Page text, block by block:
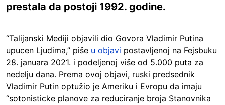
prestala da postoji 1992. godine.
“Talijanski Mediji objavili dio Govora Vladimir Putina
upucen Ljudima,” piše u objavi postavljenoj na Fejsbuku
28. januara 2021. i podeljenoj više od 5.000 puta za
nedelju dana. Prema ovoj objavi, ruski predsednik
Vladimir Putin optužio je Ameriku i Evropu da imaju
“sotonisticke planove za reduciranje broja Stanovnika